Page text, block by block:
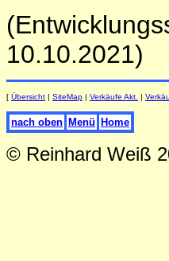
10.10.2021)
[ Übersicht | SiteMap | Verkäufe Akt. |
nach oben Menü Home
© Reinhard Weiß